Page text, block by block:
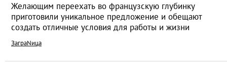
Желающим переехать во французскую глубинку
приготовили уникальное предложение и обещают
создать отличные условия для работы и жизни
ЗаграNица